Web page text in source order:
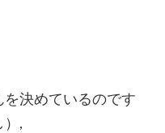
決めているのです
）,